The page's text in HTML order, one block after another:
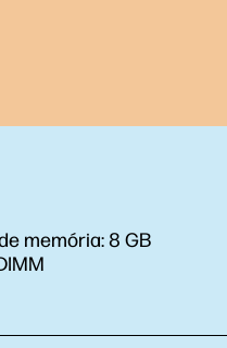
memória:8 GB